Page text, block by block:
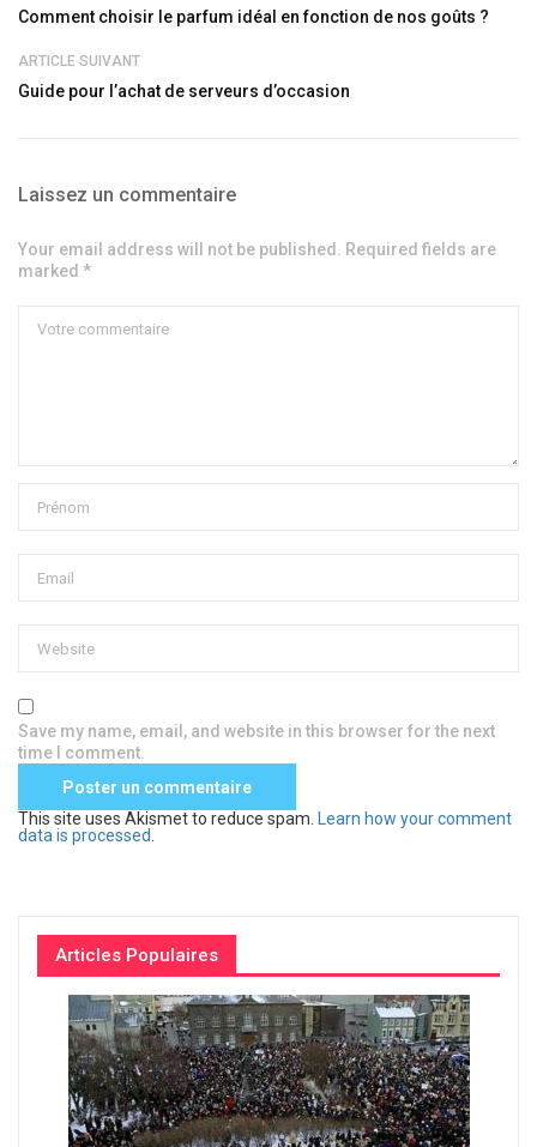
Comment choisir le parfum idéal en fonction de nos goûts ?
ARTICLE SUIVANT
Guide pour l’achat de serveurs d’occasion
Laissez un commentaire
Your email address will not be published. Required fields are
marked *
Save my name, email, and website in this browser for the next
time I comment.
This site uses Akismet to reduce spam.
Learn how your comment
data is processed
Articles Populaires